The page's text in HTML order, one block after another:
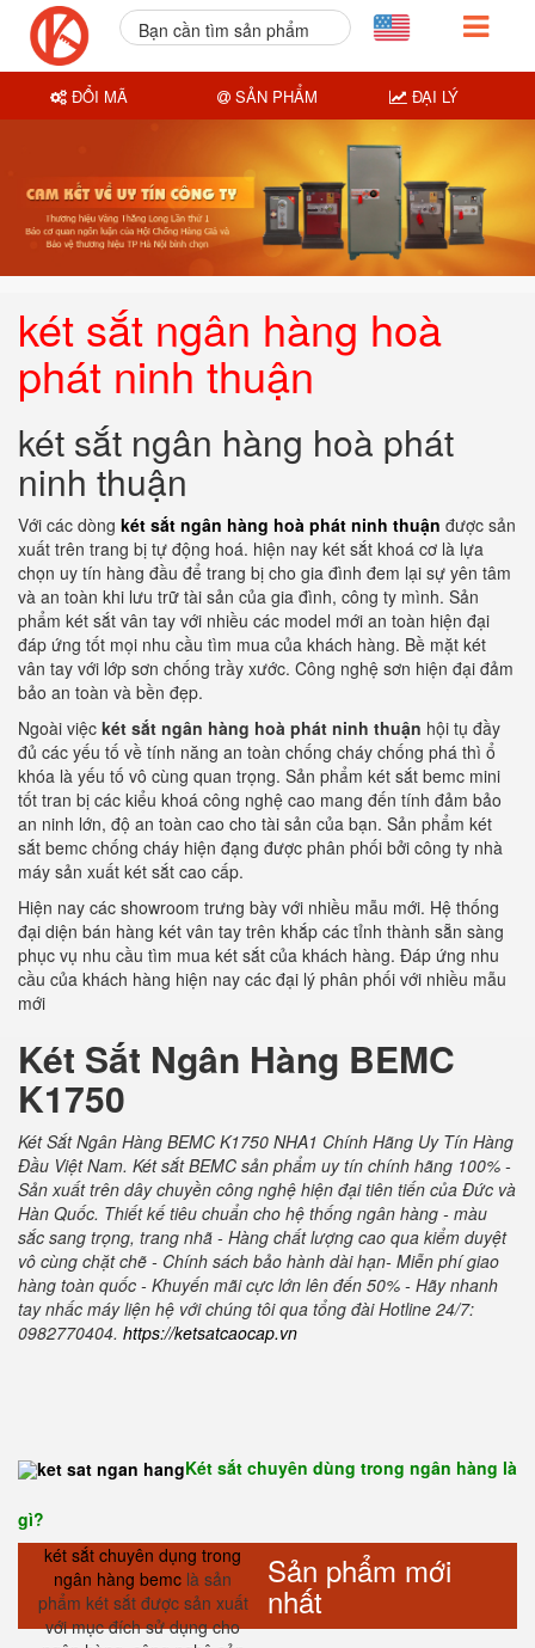
két sắt ngân hàng hoà
phát ninh thuận
két sắt ngân hàng hoà phát
ninh thuận
Với các dòng két sắt ngân hàng hoà phát ninh thuận được sản
xuất trên trang bị tự động hoá. hiện nay két sắt khoá cơ là lựa
chọn uy tín hàng đầu để trang bị cho gia đình đem lại sự yên tâm
và an toàn khi lưu trữ tài sản của gia đình, công ty mình. Sản
phẩm két sắt vân tay với nhiều các model mới an toàn hiện đại
đáp ứng tốt mọi nhu cầu tìm mua của khách hàng. Bề mặt két
vân tay với lớp sơn chống trầy xước. Công nghệ sơn hiện đại đảm
bảo an toàn và bền đẹp.
Ngoài việc két sắt ngân hàng hoà phát ninh thuận hội tụ đầy
đủ các yếu tố về tính năng an toàn chống cháy chống phá thì ổ
khóa là yếu tố vô cùng quan trọng. Sản phẩm két sắt bemc mini
tốt tran bị các kiểu khoá công nghệ cao mang đến tính đảm bảo
an ninh lớn, độ an toàn cao cho tài sản của bạn. Sản phẩm két
sắt bemc chống cháy hiện đạng được phân phối bởi công ty nhà
máy sản xuất két sắt cao cấp.
Hiện nay các showroom trưng bày với nhiều mẫu mới. Hệ thống
đại diện bán hàng két vân tay trên khắp các tỉnh thành sẵn sàng
phục vụ nhu cầu tìm mua két sắt của khách hàng. Đáp ứng nhu
cầu của khách hàng hiện nay các đại lý phân phối với nhiều mẫu
mới
Két Sắt Ngân Hàng BEMC
K1750
Két Sắt Ngân Hàng BEMC K1750 NHA1 Chính Hãng Uy Tín Hàng
Đầu Việt Nam. Két sắt BEMC sản phẩm uy tín chính hãng 100% -
Sản xuất trên dây chuyền công nghệ hiện đại tiên tiến của Đức và
Hàn Quốc. Thiết kế tiêu chuẩn cho hệ thống ngân hàng - màu
sắc sang trọng, trang nhã - Hàng chất lượng cao qua kiểm duyệt
vô cùng chặt chẽ - Chính sách bảo hành dài hạn- Miễn phí giao
hàng toàn quốc - Khuyến mãi cực lớn lên đến 50% - Hãy nhanh
tay nhấc máy liện hệ với chúng tôi qua tổng đài Hotline 24/7:
0982770404. https://ketsatcaocap.vn
Két sắt chuyên dùng trong ngân hàng là
gì?
két sắt chuyên dụng trong
ngân hàng bemc là sản
phẩm két sắt được sản xuất
với mục đích sử dụng cho
Sản phẩm mới
nhất
Bạn cần tìm sản phẩm
ĐỔI MÃ SẢN PHẨM ĐẠI LÝ